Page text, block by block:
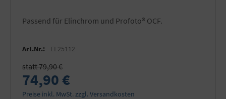
Passend für Elinchrom und Profoto® OCF.
Art.Nr.: EL25112
statt 79,90 €
74,90 €
Preise inkl. MwSt. zzgl. Versandkosten